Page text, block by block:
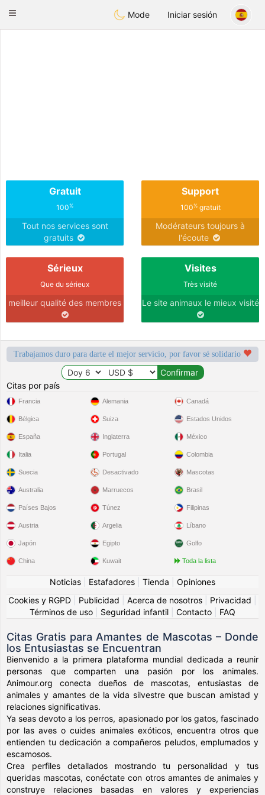
Animour
Toggle
Mode Iniciar sesión
Gratuit
100%
Tout nos services sont
gratuits
Support
100%gratuit
Modérateurs toujours à
l'écoute
Sérieux
Que du sérieux
meilleur qualité des membres
Visites
Très visité
Le site animaux le mieux visité
Trabajamos duro para darte el mejor servicio, por favor sé solidario
Citas por país
Francia
Bélgica
España
Italia
Suecia
Alemania
Suiza
Inglaterra
Portugal
Desactivado
Canadá
Estados Unidos
México
Colombia
Mascotas
Australia
Países Bajos
Austria
Japón
China
Marruecos
Túnez
Argelia
Egipto
Kuwait
Brasil
Filipinas
Líbano
Golfo
Toda la lista
Noticias Estafadores Tienda
Opiniones
Cookies y RGPD
Publicidad Acerca de nosotros Privacidad
Términos de uso
Seguridad infantil Contacto FAQ
Citas Gratis para Amantes de Mascotas – Donde
los Entusiastas se Encuentran
Bienvenido a la primera plataforma mundial dedicada a reunir
personas que comparten una pasión por los animales.
Animour.org conecta dueños de mascotas, entusiastas de
animales y amantes de la vida silvestre que buscan amistad y
relaciones significativas.
Ya seas devoto a los perros, apasionado por los gatos, fascinado
por las aves o cuides animales exóticos, encuentra otros que
entienden tu dedicación a compañeros peludos, emplumados y
escamosos.
Crea perfiles detallados mostrando tu personalidad y tus
queridas mascotas, conéctate con otros amantes de animales y
construye relaciones basadas en valores y experiencias